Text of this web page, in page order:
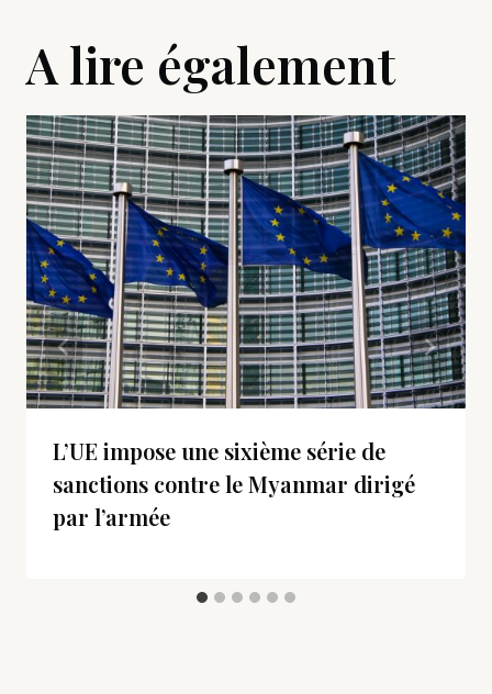
A lire également
L’UE impose une sixième série de
sanctions contre le Myanmar dirigé
par l’armée